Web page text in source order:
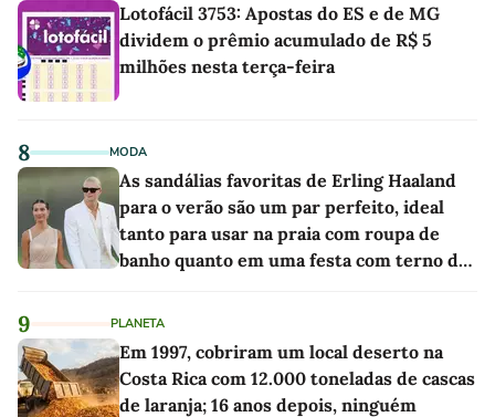
Lotofácil 3753: Apostas do ES e de MG
dividem o prêmio acumulado de R$ 5
milhões nesta terça-feira
8 MODA
As sandálias favoritas de Erling Haaland
para o verão são um par perfeito, ideal
tanto para usar na praia com roupa de
banho quanto em uma festa com terno de
9 PLANETA
Em 1997, cobriram um local deserto na
Costa Rica com 12.000 toneladas de cascas
de laranja; 16 anos depois, ninguém